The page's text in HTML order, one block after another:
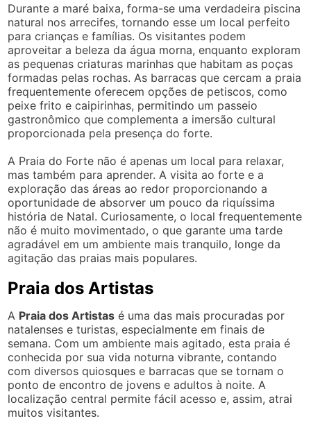
Durante a maré baixa, forma-se uma verdadeira piscina
natural nos arrecifes, tornando esse um local perfeito
para crianças e famílias. Os visitantes podem
aproveitar a beleza da água morna, enquanto exploram
as pequenas criaturas marinhas que habitam as poças
formadas pelas rochas. As barracas que cercam a praia
frequentemente oferecem opções de petiscos, como
peixe frito e caipirinhas, permitindo um passeio
gastronômico que complementa a imersão cultural
proporcionada pela presença do forte.
A Praia do Forte não é apenas um local para relaxar,
mas também para aprender. A visita ao forte e a
exploração das áreas ao redor proporcionando a
oportunidade de absorver um pouco da riquíssima
história de Natal. Curiosamente, o local frequentemente
não é muito movimentado, o que garante uma tarde
agradável em um ambiente mais tranquilo, longe da
agitação das praias mais populares.
Praia dos Artistas
A Praia dos Artistas é uma das mais procuradas por
natalenses e turistas, especialmente em finais de
semana. Com um ambiente mais agitado, esta praia é
conhecida por sua vida noturna vibrante, contando
com diversos quiosques e barracas que se tornam o
ponto de encontro de jovens e adultos à noite. A
localização central permite fácil acesso e, assim, atrai
muitos visitantes.